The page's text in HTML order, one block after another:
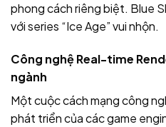
phong cách riêng biệt. Blue
với series “Ice Age” vui nhộn.
Công nghệ Real-time
ngành
Một cuộc cách mạng công
phát triển của các game